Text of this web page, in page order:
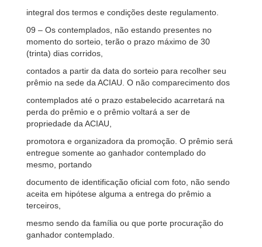
integral dos termos e condições deste regulamento.
09 – Os contemplados, não estando presentes no
momento do sorteio, terão o prazo máximo de 30
(trinta) dias corridos,
contados a partir da data do sorteio para recolher seu
prêmio na sede da ACIAU. O não comparecimento dos
contemplados até o prazo estabelecido acarretará na
perda do prêmio e o prêmio voltará a ser de
propriedade da ACIAU,
promotora e organizadora da promoção. O prêmio será
entregue somente ao ganhador contemplado do
mesmo, portando
documento de identificação oficial com foto, não sendo
aceita em hipótese alguma a entrega do prêmio a
terceiros,
mesmo sendo da família ou que porte procuração do
ganhador contemplado.